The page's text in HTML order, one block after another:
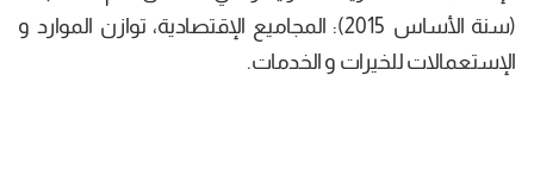
(سنة الأساس 2015): المجاميع الإقتصادية، توازن الموارد و
الإستعمالات للخيرات و الخدمات.